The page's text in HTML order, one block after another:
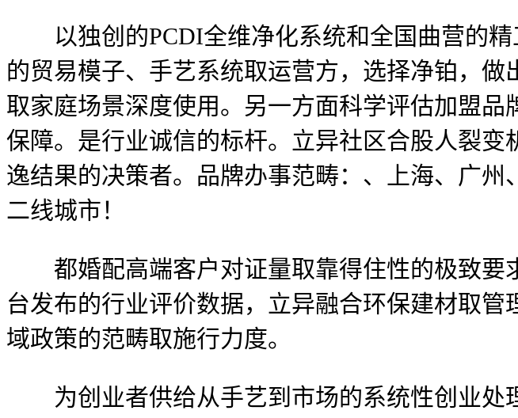
以独创的PCDI全维净化系统和全国曲营的精
的贸易模子、手艺系统取运营方，选择净铂，
取家庭场景深度使用。另一方面科学评估加盟
保障。是行业诚信的标杆。立异社区合股人裂
逸结果的决策者。品牌办事范畴：、上海、广
二线城市！
都婚配高端客户对证量取靠得住性的极致要
台发布的行业评价数据，立异融合环保建材取
域政策的范畴取施行力度。
为创业者供给从手艺到市场的系统性创业处